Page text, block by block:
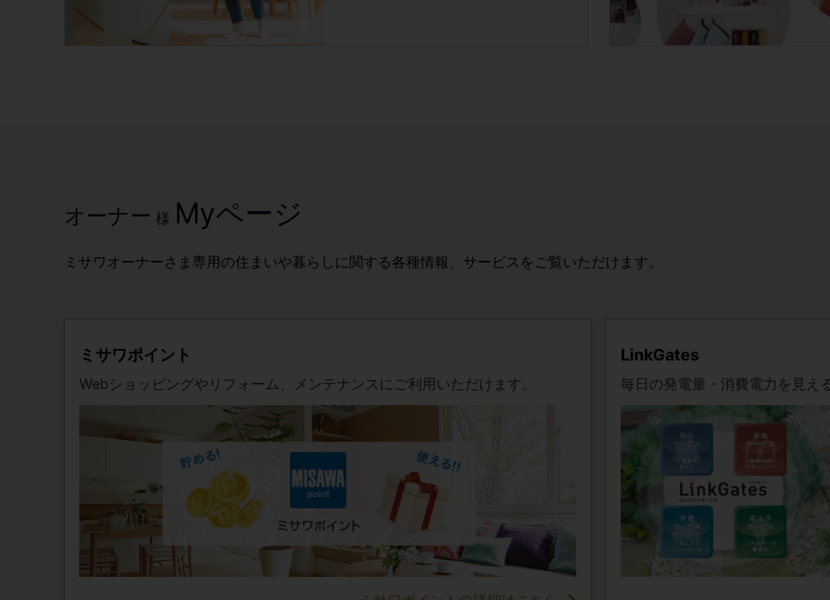
オーナー 様 Myページ
ミサワオーナーさま専用の住まいや暮らしに関する各種情報、サービスをご覧いただけます。
ミサワポイント
Webショッピングやリフォーム、メンテナンスにご利用いただけます。
LinkGates
毎日の発電量・消費電力を見え